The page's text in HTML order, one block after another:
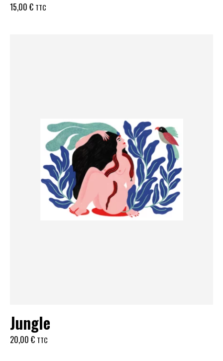
15,00 € TTC
Jungle
20,00 € TTC